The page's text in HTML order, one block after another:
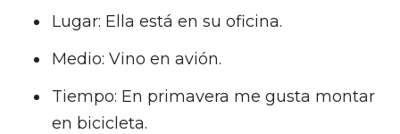
Lugar: Ella está en su oficina.
Medio: Vino en avión.
Tiempo: En primavera me gusta montar
en bicicleta.